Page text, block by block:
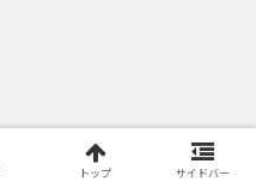
トップ サイドバー